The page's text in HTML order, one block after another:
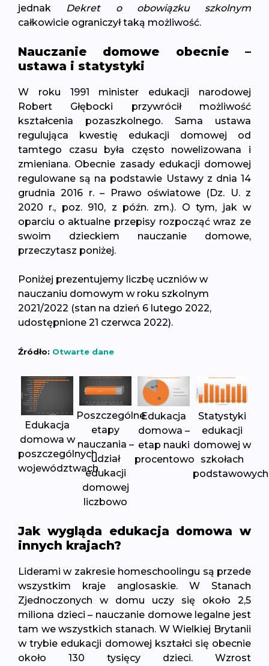
jednak Dekret o obowiązku szkolnym
całkowicie ograniczył taką możliwość.
Nauczanie domowe obecnie –
ustawa i statystyki
W roku 1991 minister edukacji narodowej
Robert Głębocki przywrócił możliwość
kształcenia pozaszkolnego. Sama ustawa
regulująca kwestię edukacji domowej od
tamtego czasu była często nowelizowana i
zmieniana. Obecnie zasady edukacji domowej
regulowane są na podstawie Ustawy z dnia 14
grudnia 2016 r. – Prawo oświatowe (Dz. U. z
2020 r., poz. 910, z późn. zm.). O tym, jak w
oparciu o aktualne przepisy rozpocząć wraz ze
swoim dzieckiem nauczanie domowe,
przeczytasz poniżej.
Poniżej prezentujemy liczbę uczniów w
nauczaniu domowym w roku szkolnym
2021/2022 (stan na dzień 6 lutego 2022,
udostępnione 21 czerwca 2022).
Źródło: Otwarte dane
Edukacja
domowa w
poszczególnych
województwach
Poszczególne
etapy
nauczania –
udział
edukacji
domowej
liczbowo
Edukacja
domowa –
etap nauki
procentowo
Statystyki
edukacji
domowej w
szkołach
podstawowych
Jak wygląda edukacja domowa w
innych krajach?
Liderami w zakresie homeschoolingu są przede
wszystkim kraje anglosaskie. W Stanach
Zjednoczonych w domu uczy się około 2,5
miliona dzieci – nauczanie domowe legalne jest
tam we wszystkich stanach. W Wielkiej Brytanii
w trybie edukacji domowej kształci się obecnie
około 130 tysięcy dzieci. Wzrost